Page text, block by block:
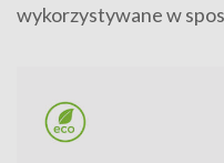
wykorzystywane w